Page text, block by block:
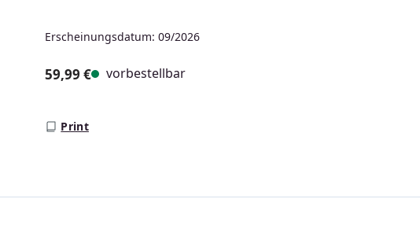
Erscheinungsdatum: 09/2026
59,99 € vorbestellbar
Print